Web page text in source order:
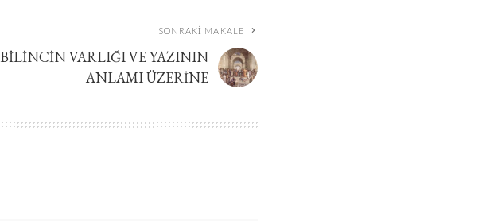
SONRAKI MAKALE
BILINCIN VARLIĞI VE YAZININ
ANLAMI ÜZERINE